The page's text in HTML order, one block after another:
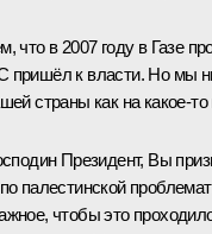
что в 2007 году в Газе
к власти. Но мы
страны как на какое-
Президент, Вы
палестинской
чтобы это